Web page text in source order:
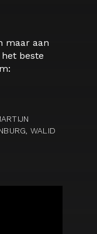
maar aan
beste
WALID